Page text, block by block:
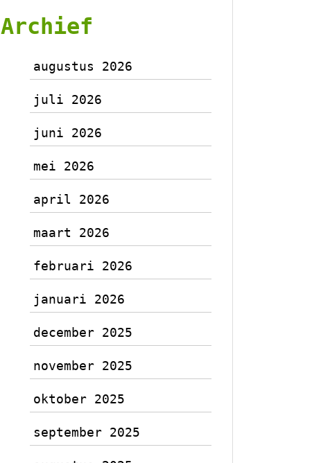
Archief
augustus 2026
juli 2026
juni 2026
mei 2026
april 2026
maart 2026
februari 2026
januari 2026
december 2025
november 2025
oktober 2025
september 2025